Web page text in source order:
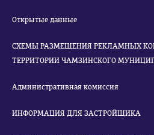
Открытые данные
СХЕМЫ РАЗМЕЩЕНИЯ РЕКЛАМНЫХ
ТЕРРИТОРИИ ЧАМЗИНСКОГО
Административная комиссия
ИНФОРМАЦИЯ ДЛЯ ЗАСТРОЙЩИКА